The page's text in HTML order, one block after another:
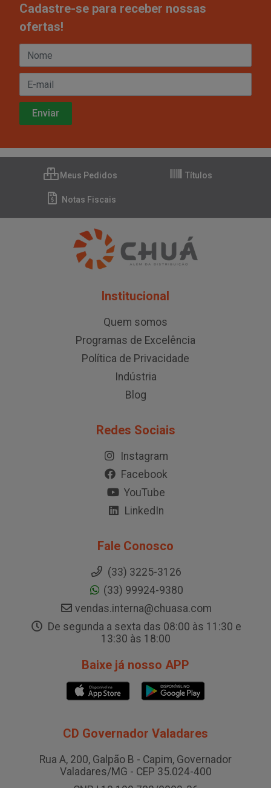
Cadastre-se para receber nossas
ofertas!
Meus Pedidos Títulos
Notas Fiscais
Institucional
Quem somos
Programas de Excelência
Política de Privacidade
Indústria
Blog
Redes Sociais
Instagram
Facebook
YouTube
LinkedIn
Fale Conosco
(33) 3225-3126
(33) 99924-9380
vendas.interna@chuasa.com
De segunda a sexta das 08:00 às 11:30 e
13:30 às 18:00
Baixe já nosso APP
CD Governador Valadares
Rua A, 200, Galpão B - Capim, Governador
Valadares/MG - CEP 35.024-400